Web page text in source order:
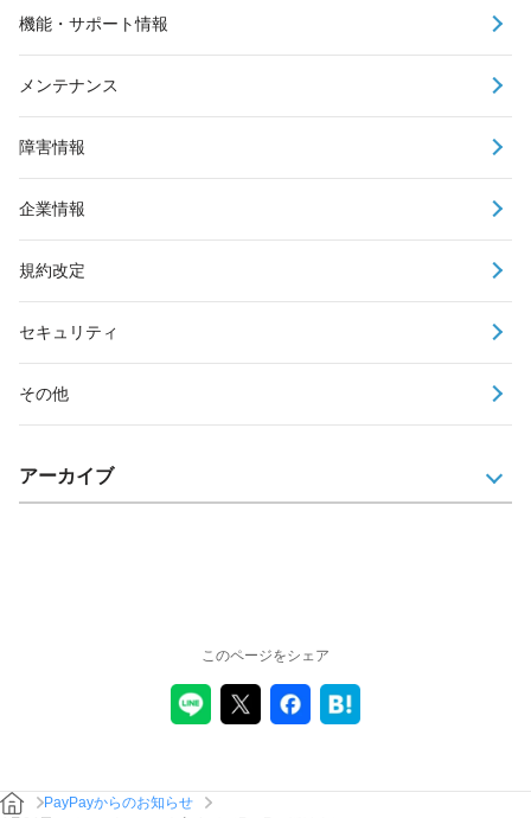
機能・サポート情報
メンテナンス
障害情報
企業情報
規約改定
セキュリティ
その他
アーカイブ
このページをシェア
PayPayからのお知らせ